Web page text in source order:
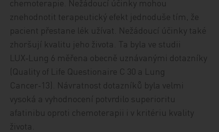
chemoterapie. Nežádoucí účinky mohou
znehodnotit terapeutický efekt jednoduše tím, že
pacient přestane lék užívat. Nežádoucí účinky také
zhoršují kvalitu jeho života. Ta byla ve studii
LUX‑Lung 6 měřena obecně uznávanými dotazníky
(Quality of Life Questionaire C 30 a Lung
Cancer‑13). Návratnost dotazníků byla velmi
vysoká a vyhodnocení potvrdilo superioritu
afatinibu oproti chemoterapii i v kritériu kvality
života.